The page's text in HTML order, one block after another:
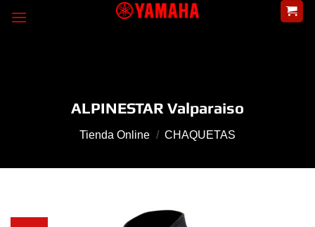
ALPINESTAR Valparaiso
Tienda Online / CHAQUETAS